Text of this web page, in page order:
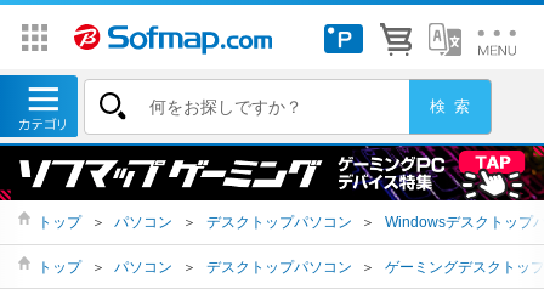
トップ ＞ パソコン ＞ デスクトップパソコン ＞ Windowsデスクトップ
トップ ＞ パソコン ＞ デスクトップパソコン ＞ ゲーミングデスクトッ